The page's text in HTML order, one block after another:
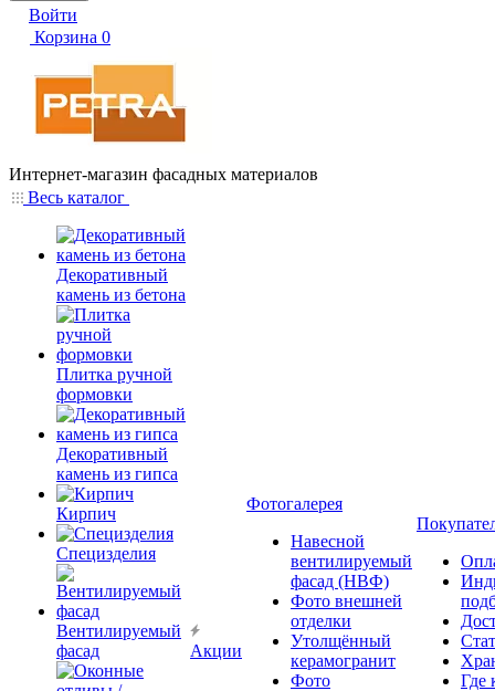
Войти
Корзина 0
Интернет-магазин фасадных материалов
Весь каталог
Декоративный
камень из бетона
Плитка ручной
формовки
Декоративный
камень из гипса
Кирпич
Специзделия
Вентилируемый
фасад
Акции
Фотогалерея
Навесной
вентилируемый
фасад (НВФ)
Фото внешней
отделки
Утолщённый
керамогранит
Фото
Где